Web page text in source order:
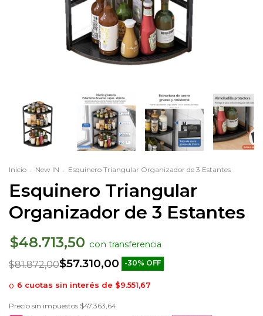
Inicio . New IN . Esquinero Triangular Organizador de 3 Estantes
Esquinero Triangular
Organizador de 3 Estantes
$48.713,50 con
$81.872,00$57.310,00 -30% OFF
Precio sin impuestos $47.363,64
6 cuotas sin interés de $9.551,67